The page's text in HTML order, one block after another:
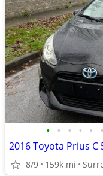
• • • • • •
2016 Toyota Prius
8/9 159k mi